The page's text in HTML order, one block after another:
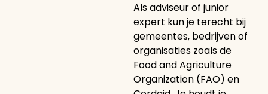
Als adviseur of junior
expert kun je terecht bij
gemeentes, bedrijven of
organisaties zoals de
Food and Agriculture
Organization (FAO) en